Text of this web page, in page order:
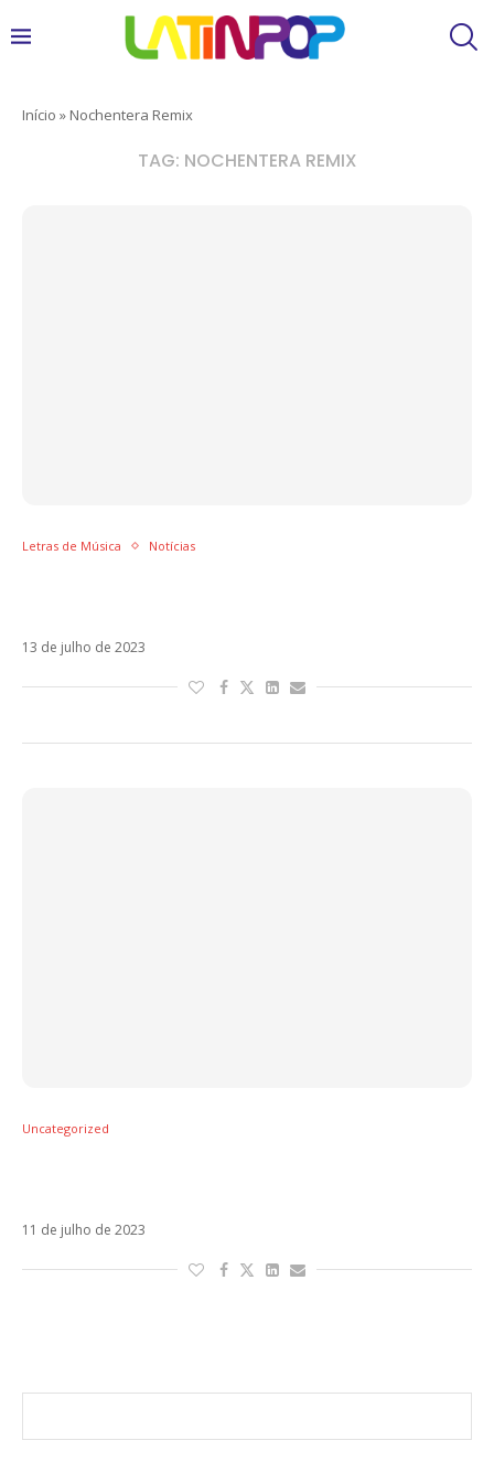
Início » Nochentera Remix
TAG: NOCHENTERA REMIX
Letras de Música Notícias
13 de julho de 2023
Uncategorized
11 de julho de 2023